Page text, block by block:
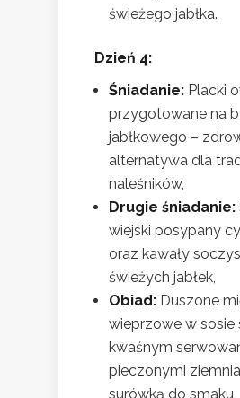
świeżego jabłka.
Dzień 4:
Śniadanie: Placki
przygotowane na
jabłkowego –
alternatywa dla
naleśników,
Drugie śniadanie:
wiejski posypany
oraz kawały
świeżych jabłek,
Obiad: Duszone
wieprzowe w sosie
kwaśnym
pieczonymi
surówką do smaku,